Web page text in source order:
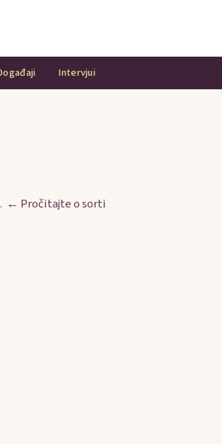
Intervjui
← Pročitajte o sorti